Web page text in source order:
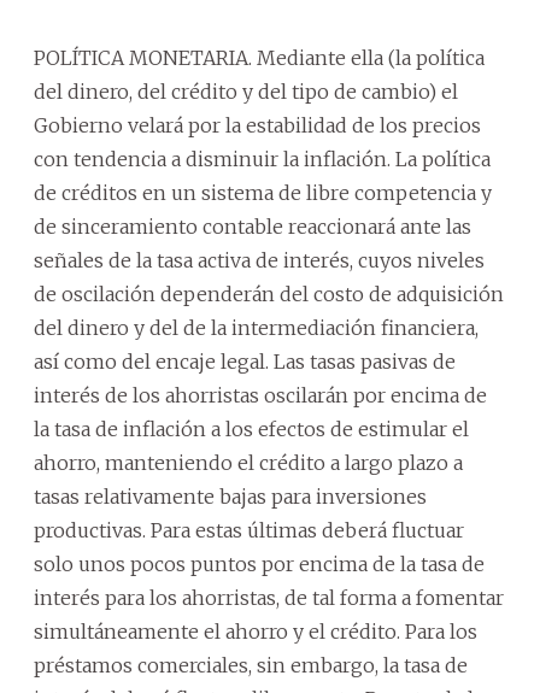
POLÍTICA MONETARIA. Mediante ella (la política
del dinero, del crédito y del tipo de cambio) el
Gobierno velará por la estabilidad de los precios
con tendencia a disminuir la inflación. La política
de créditos en un sistema de libre competencia y
de sinceramiento contable reaccionará ante las
señales de la tasa activa de interés, cuyos niveles
de oscilación dependerán del costo de adquisición
del dinero y del de la intermediación financiera,
así como del encaje legal. Las tasas pasivas de
interés de los ahorristas oscilarán por encima de
la tasa de inflación a los efectos de estimular el
ahorro, manteniendo el crédito a largo plazo a
tasas relativamente bajas para inversiones
productivas. Para estas últimas deberá fluctuar
solo unos pocos puntos por encima de la tasa de
interés para los ahorristas, de tal forma a fomentar
simultáneamente el ahorro y el crédito. Para los
préstamos comerciales, sin embargo, la tasa de